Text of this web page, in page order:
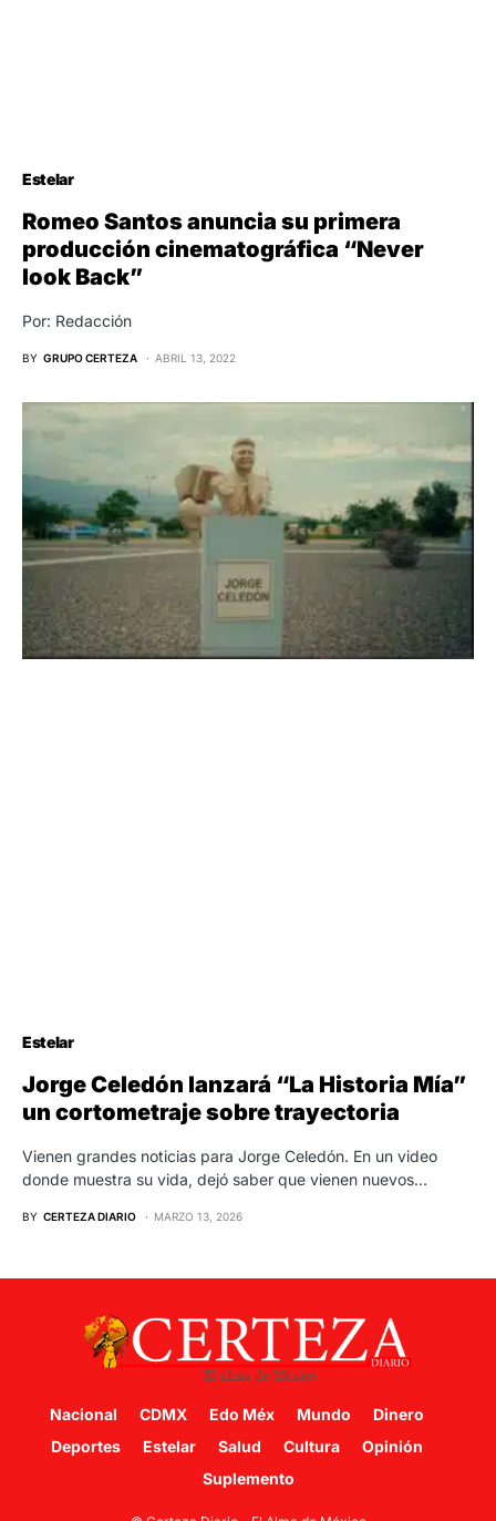
Estelar
Romeo Santos anuncia su primera
producción cinematográfica “Never
look Back”
Por: Redacción
BY GRUPO CERTEZA ABRIL 13, 2022
Estelar
Jorge Celedón lanzará “La Historia Mía”
un cortometraje sobre trayectoria
Vienen grandes noticias para Jorge Celedón. En un video
donde muestra su vida, dejó saber que vienen nuevos…
BY CERTEZA DIARIO MARZO 13, 2026
Nacional CDMX Edo Méx Mundo
Dinero
Deportes
Estelar Salud Cultura
Opinión
Suplemento